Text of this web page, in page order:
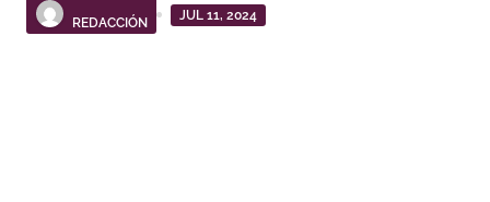
REDACCIÓN
JUL 11, 2024